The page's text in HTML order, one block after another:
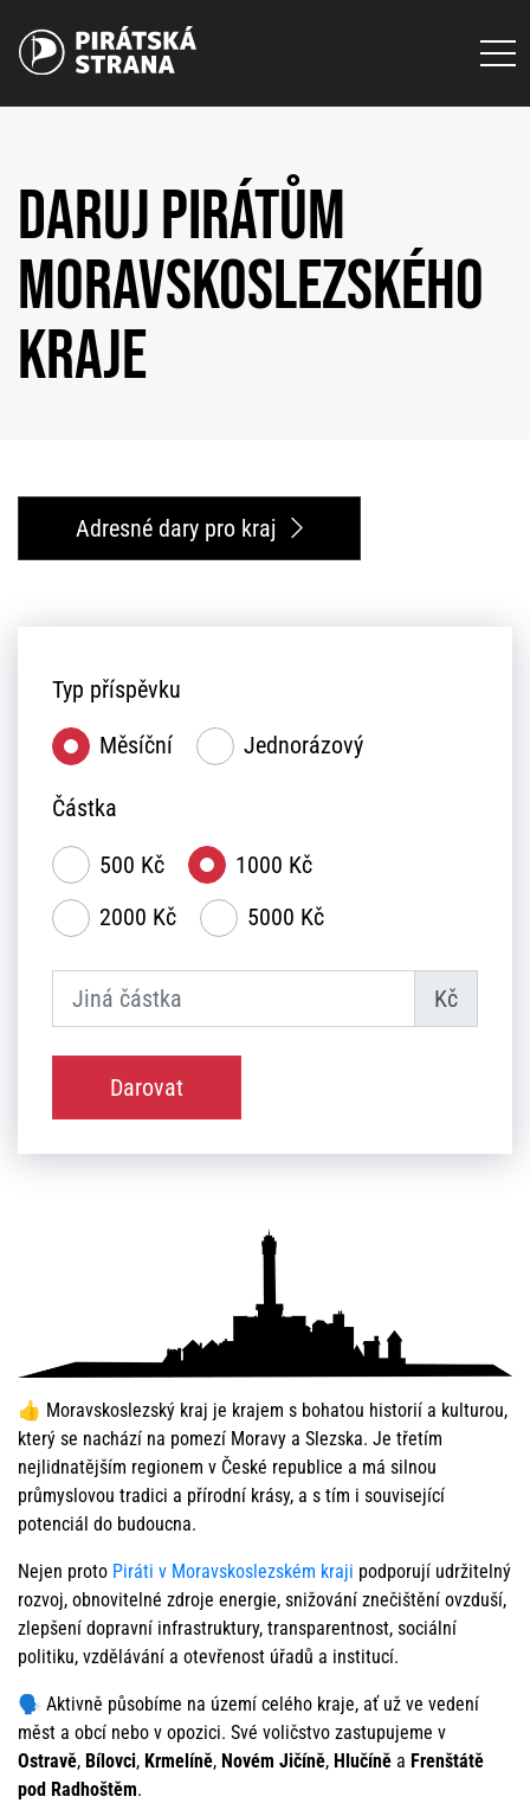
DARUJ PIRÁTŮM
MORAVSKOSLEZSKÉHO
KRAJE
Adresné dary pro kraj
👍 Moravskoslezský kraj je krajem s bohatou historií a kulturou,
který se nachází na pomezí Moravy a Slezska. Je třetím
nejlidnatějším regionem v České republice a má silnou
průmyslovou tradici a přírodní krásy, a s tím i související
potenciál do budoucna.
Nejen proto Piráti v Moravskoslezském kraji podporují udržitelný
rozvoj, obnovitelné zdroje energie, snižování znečištění ovzduší,
zlepšení dopravní infrastruktury, transparentnost, sociální
politiku, vzdělávání a otevřenost úřadů a institucí.
🗣️ Aktivně působíme na území celého kraje, ať už ve vedení
měst a obcí nebo v opozici. Své voličstvo zastupujeme v
Ostravě, Bílovci, Krmelíně, Novém Jičíně, Hlučíně a Frenštátě
pod Radhoštěm.
Typ příspěvku
Měsíční
Jednorázový
Částka
500 Kč
1000 Kč
2000 Kč
5000 Kč
Kč
Darovat